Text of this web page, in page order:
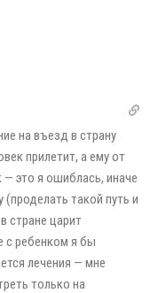
на въезд в страну
прилетит, а ему от
это я ошиблась, иначе
(проделать такой путь и
стране царит
с ребенком я бы
лечения — мне
только на